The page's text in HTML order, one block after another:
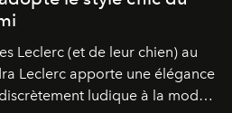
Leclerc (et de leur chien) au
Leclerc apporte une élégance
ludique à la mode